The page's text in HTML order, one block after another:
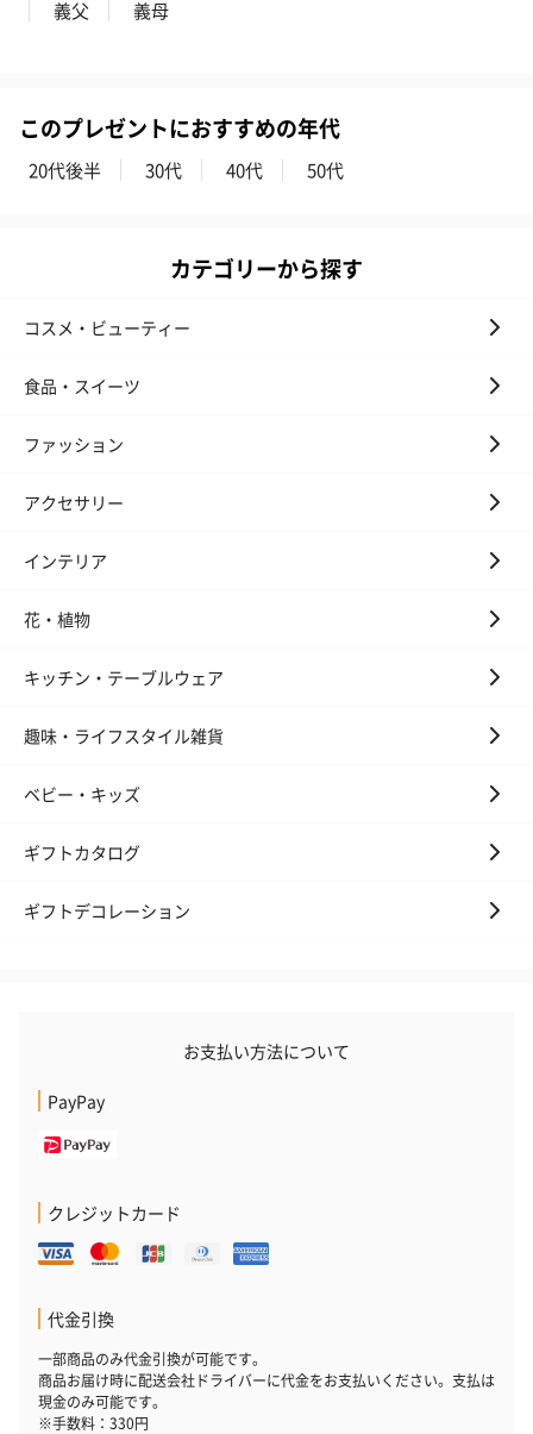
義父 義母
このプレゼントにおすすめの年代
20代後半 30代 40代 50代
カテゴリーから探す
コスメ・ビューティー
食品・スイーツ
ファッション
アクセサリー
インテリア
花・植物
キッチン・テーブルウェア
趣味・ライフスタイル雑貨
ベビー・キッズ
ギフトカタログ
ギフトデコレーション
お支払い方法について
PayPay
クレジットカード
代金引換
一部商品のみ代金引換が可能です。
商品お届け時に配送会社ドライバーに代金をお支払いください。支払は
現金のみ可能です。
※手数料：330円